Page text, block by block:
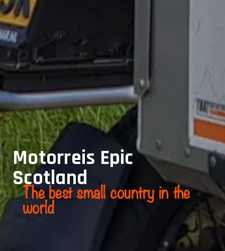
Motorreis Epic
Scotland
The best small country in the
world